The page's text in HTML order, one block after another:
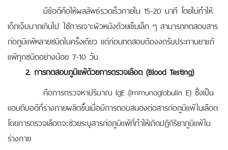
มีข้อดีคือให้ผลลัพธ์รวดเร็วภายใน 15-20 นาที โดยไม่ทำให้
เด็กเจ็บมากเกินไป ใช้การเจาะผิวหนังด้วยเข็มเล็ก ๆ สามารถทดสอบสาร
ก่อภูมิแพ้หลายชนิดในครั้งเดียว แต่ก่อนทดสอบต้องงดรับประทานยาแก้
แพ้ทุกชนิดอย่างน้อย 7-10 วัน
2. การทดสอบภูมิแพ้ด้วยการตรวจเลือด (Blood Testing)
คือการตรวจหาปริมาณ IgE (Immunoglobulin E) ซึ่งเป็น
แอนติบอดีที่ร่างกายผลิตขึ้นเมื่อมีการตอบสนองต่อสารก่อภูมิแพ้ในเลือด
โดยการตรวจเลือดจะช่วยระบุสารก่อภูมิแพ้ที่ทำให้เกิดปฏิกิริยาภูมิแพ้ใน
ร่างกาย